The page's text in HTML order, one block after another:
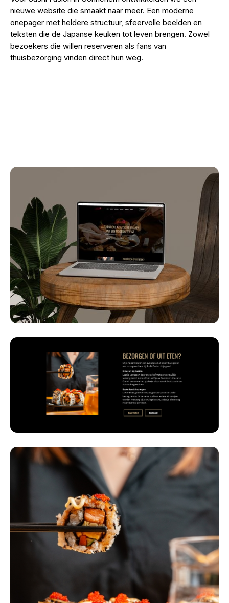
nieuwe website die smaakt naar meer. Een moderne
onepager met heldere structuur, sfeervolle beelden en
teksten die de Japanse keuken tot leven brengen. Zowel
bezoekers die willen reserveren als fans van
thuisbezorging vinden direct hun weg.